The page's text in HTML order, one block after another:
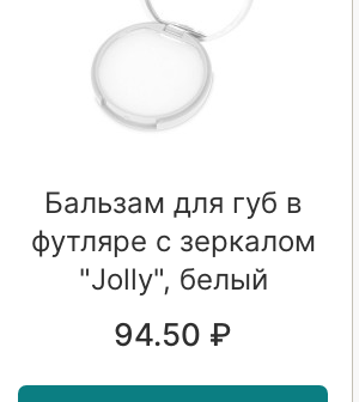
Бальзам для губ в
футляре с зеркалом
"Jolly", белый
94.50 ₽